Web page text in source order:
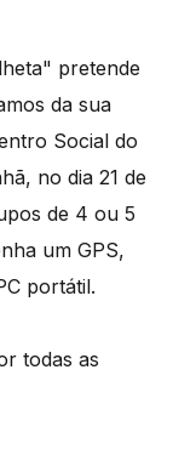
pretende
da sua
Social do
no dia 21 de
de 4 ou 5
um GPS,
portátil.
todas as